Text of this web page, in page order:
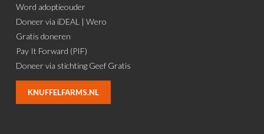
Word adoptieouder
Doneer via iDEAL | Wero
Gratis doneren
Pay It Forward (PIF)
Doneer via stichting Geef Gratis
KNUFFELFARMS.NL